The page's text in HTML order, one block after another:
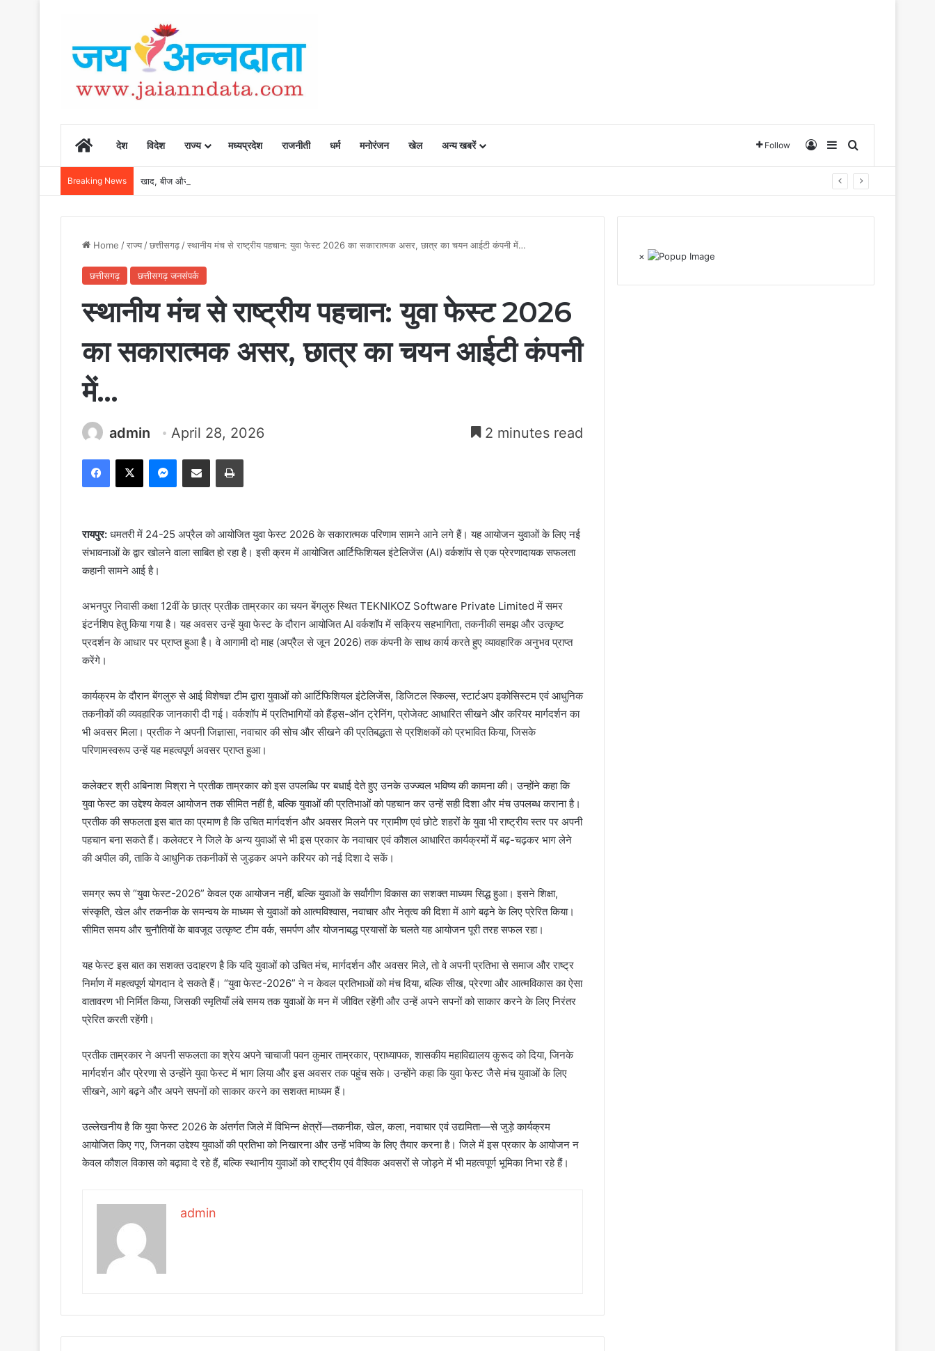
Homeदेश विदेश राज्य मध्यप्रदेश राजनीती धर्म मनोरंजन खेल अन्य खबरें Follow Log InSidebarSearch for
Breaking News खाद, बीज और उर्वरकों की समय पर उपलब्धता से किसानों में उत्साह, नैनो डीएपी और नैनो यूरिया बने किसानों के भरोसेमंद कृषि साथी…..
Home /राज्य/छत्तीसगढ़/स्थानीय मंच से राष्ट्रीय पहचान: युवा फेस्ट 2026 का सकारात्मक असर, छात्र का चयन आईटी कंपनी में…
छत्तीसगढ़ छत्तीसगढ़ जनसंपर्क
स्थानीय मंच से राष्ट्रीय पहचान: युवा फेस्ट 2026
का सकारात्मक असर, छात्र का चयन आईटी कंपनी
में…
admin April 28, 2026 2 minutes read
Facebook
X Messenger
Share via Email Print
​रायपुर: धमतरी में 24-25 अप्रैल को आयोजित युवा फेस्ट 2026 के सकारात्मक परिणाम सामने आने लगे हैं। यह आयोजन युवाओं के लिए नई
संभावनाओं के द्वार खोलने वाला साबित हो रहा है। इसी क्रम में आयोजित आर्टिफिशियल इंटेलिजेंस (AI) वर्कशॉप से एक प्रेरणादायक सफलता
कहानी सामने आई है।
अभनपुर निवासी कक्षा 12वीं के छात्र प्रतीक ताम्रकार का चयन बेंगलुरु स्थित TEKNIKOZ Software Private Limited में समर
इंटर्नशिप हेतु किया गया है। यह अवसर उन्हें युवा फेस्ट के दौरान आयोजित AI वर्कशॉप में सक्रिय सहभागिता, तकनीकी समझ और उत्कृष्ट
प्रदर्शन के आधार पर प्राप्त हुआ है। वे आगामी दो माह (अप्रैल से जून 2026) तक कंपनी के साथ कार्य करते हुए व्यावहारिक अनुभव प्राप्त
करेंगे।
कार्यक्रम के दौरान बेंगलुरु से आई विशेषज्ञ टीम द्वारा युवाओं को आर्टिफिशियल इंटेलिजेंस, डिजिटल स्किल्स, स्टार्टअप इकोसिस्टम एवं आधुनिक
तकनीकों की व्यवहारिक जानकारी दी गई। वर्कशॉप में प्रतिभागियों को हैंड्स-ऑन ट्रेनिंग, प्रोजेक्ट आधारित सीखने और करियर मार्गदर्शन का
भी अवसर मिला। प्रतीक ने अपनी जिज्ञासा, नवाचार की सोच और सीखने की प्रतिबद्धता से प्रशिक्षकों को प्रभावित किया, जिसके
परिणामस्वरूप उन्हें यह महत्वपूर्ण अवसर प्राप्त हुआ।
कलेक्टर श्री अबिनाश मिश्रा ने प्रतीक ताम्रकार को इस उपलब्धि पर बधाई देते हुए उनके उज्ज्वल भविष्य की कामना की। उन्होंने कहा कि
युवा फेस्ट का उद्देश्य केवल आयोजन तक सीमित नहीं है, बल्कि युवाओं की प्रतिभाओं को पहचान कर उन्हें सही दिशा और मंच उपलब्ध कराना है।
प्रतीक की सफलता इस बात का प्रमाण है कि उचित मार्गदर्शन और अवसर मिलने पर ग्रामीण एवं छोटे शहरों के युवा भी राष्ट्रीय स्तर पर अपनी
पहचान बना सकते हैं। कलेक्टर ने जिले के अन्य युवाओं से भी इस प्रकार के नवाचार एवं कौशल आधारित कार्यक्रमों में बढ़-चढ़कर भाग लेने
की अपील की, ताकि वे आधुनिक तकनीकों से जुड़कर अपने करियर को नई दिशा दे सकें।
समग्र रूप से “युवा फेस्ट-2026” केवल एक आयोजन नहीं, बल्कि युवाओं के सर्वांगीण विकास का सशक्त माध्यम सिद्ध हुआ। इसने शिक्षा,
संस्कृति, खेल और तकनीक के समन्वय के माध्यम से युवाओं को आत्मविश्वास, नवाचार और नेतृत्व की दिशा में आगे बढ़ने के लिए प्रेरित किया।
सीमित समय और चुनौतियों के बावजूद उत्कृष्ट टीम वर्क, समर्पण और योजनाबद्ध प्रयासों के चलते यह आयोजन पूरी तरह सफल रहा।
यह फेस्ट इस बात का सशक्त उदाहरण है कि यदि युवाओं को उचित मंच, मार्गदर्शन और अवसर मिले, तो वे अपनी प्रतिभा से समाज और राष्ट्र
निर्माण में महत्वपूर्ण योगदान दे सकते हैं। “युवा फेस्ट-2026” ने न केवल प्रतिभाओं को मंच दिया, बल्कि सीख, प्रेरणा और आत्मविकास का ऐसा
वातावरण भी निर्मित किया, जिसकी स्मृतियाँ लंबे समय तक युवाओं के मन में जीवित रहेंगी और उन्हें अपने सपनों को साकार करने के लिए निरंतर
प्रेरित करती रहेंगी।
प्रतीक ताम्रकार ने अपनी सफलता का श्रेय अपने चाचाजी पवन कुमार ताम्रकार, प्राध्यापक, शासकीय महाविद्यालय कुरूद को दिया, जिनके
मार्गदर्शन और प्रेरणा से उन्होंने युवा फेस्ट में भाग लिया और इस अवसर तक पहुंच सके। उन्होंने कहा कि युवा फेस्ट जैसे मंच युवाओं के लिए
सीखने, आगे बढ़ने और अपने सपनों को साकार करने का सशक्त माध्यम हैं।
उल्लेखनीय है कि युवा फेस्ट 2026 के अंतर्गत जिले में विभिन्न क्षेत्रों—तकनीक, खेल, कला, नवाचार एवं उद्यमिता—से जुड़े कार्यक्रम
आयोजित किए गए, जिनका उद्देश्य युवाओं की प्रतिभा को निखारना और उन्हें भविष्य के लिए तैयार करना है। जिले में इस प्रकार के आयोजन न
केवल कौशल विकास को बढ़ावा दे रहे हैं, बल्कि स्थानीय युवाओं को राष्ट्रीय एवं वैश्विक अवसरों से जोड़ने में भी महत्वपूर्ण भूमिका निभा रहे हैं।
admin
×